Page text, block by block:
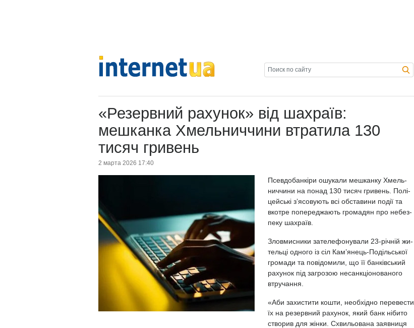
«Резервний рахунок» від шахраїв:
мешканка Хмельниччини втратила 130
тисяч гривень
2 марта 2026 17:40
Псев­до­бан­кі­ри ошу­ка­ли меш­канку Хмель­
нич­чи­ни на по­над 130 ти­сяч гри­вень. По­лі­
цей­ські зʼясо­ву­ють всі об­ста­ви­ни по­дії та
вкот­ре по­пе­ред­жа­ють гро­ма­дян про не­без­
пе­ку шах­ра­їв.
Злов­мисни­ки за­те­ле­фо­ну­ва­ли 23-річ­ній жи­
тель­ці од­но­го із сіл Кам’янець­-По­діль­ської
гро­ма­ди та по­ві­до­ми­ли, що її бан­ківсь­кий
ра­ху­нок під заг­ро­зою не­сан­кці­оно­ва­но­го
втру­чан­ня.
«Аби за­хис­ти­ти кош­ти, не­об­хідно пе­ре­вес­ти
їх на ре­зер­вний ра­ху­нок, який банк ні­би­то
ство­рив для жін­ки. Схвильова­на за­яв­ни­ця